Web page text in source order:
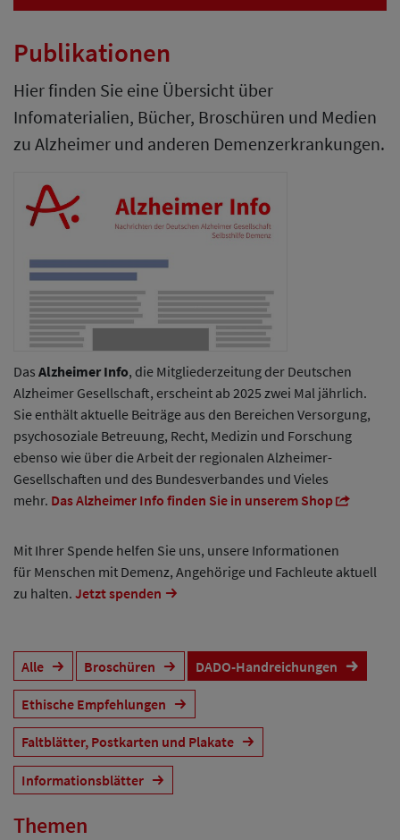
Publikationen
Hier finden Sie eine Übersicht über
Infomaterialien, Bücher, Broschüren und Medien
zu Alzheimer und anderen Demenzerkrankungen.
Das Alzheimer Info, die Mitgliederzeitung der Deutschen
Alzheimer Gesellschaft, erscheint ab 2025 zwei Mal jährlich.
Sie enthält aktuelle Beiträge aus den Bereichen Versorgung,
psychosoziale Betreuung, Recht, Medizin und Forschung
ebenso wie über die Arbeit der regionalen Alzheimer-
Gesellschaften und des Bundesverbandes und Vieles
mehr. Das Alzheimer Info finden Sie in unserem Shop
Mit Ihrer Spende helfen Sie uns, unsere Informationen
für Menschen mit Demenz, Angehörige und Fachleute aktuell
zu halten. Jetzt spenden
Alle Broschüren DADO-Handreichungen
Ethische Empfehlungen
Faltblätter, Postkarten und Plakate
Informationsblätter
Themen